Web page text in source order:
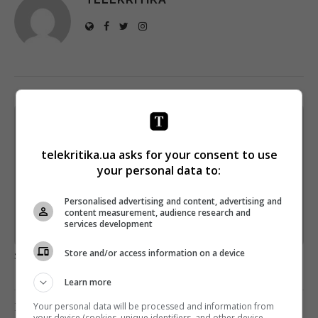
Щотижневий лист з найцікавішим.
Підпишіться ще раз, якщо не отримуєте від нас листи
Підписатись→
Предоставлено SendPulse
загрузка...
Предыдущий пост
telekritika.ua asks for your consent to use
your personal data to:
Personalised advertising and content, advertising and
content measurement, audience research and
services development
Store and/or access information on a device
Learn more
Your personal data will be processed and information from